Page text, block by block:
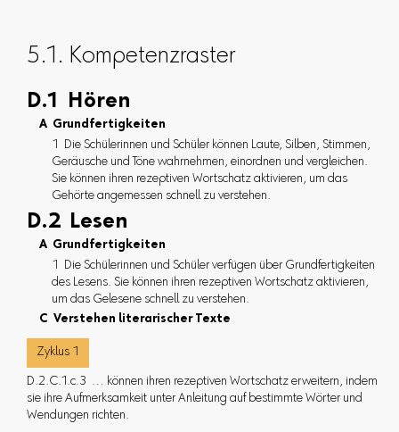
5.1. Kompetenzraster
D.1 Hören
A Grundfertigkeiten
1 Die Schülerinnen und Schüler können Laute, Silben, Stimmen,
Geräusche und Töne wahrnehmen, einordnen und vergleichen.
Sie können ihren rezeptiven Wortschatz aktivieren, um das
Gehörte angemessen schnell zu verstehen.
D.2 Lesen
A Grundfertigkeiten
1 Die Schülerinnen und Schüler verfügen über Grundfertigkeiten
des Lesens. Sie können ihren rezeptiven Wortschatz aktivieren,
um das Gelesene schnell zu verstehen.
C Verstehen literarischer Texte
Zyklus 1
D.2.C.1.c.3 … können ihren rezeptiven Wortschatz erweitern, indem
sie ihre Aufmerksamkeit unter Anleitung auf bestimmte Wörter und
Wendungen richten.